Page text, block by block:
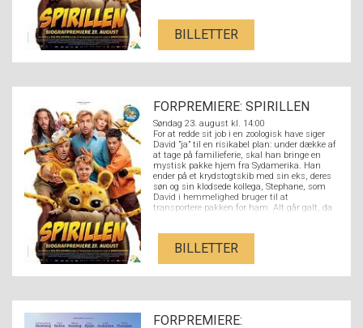
og deres tur forvandles til et fuldstændigt
BILLETTER
FORPREMIERE: SPIRILLEN
Søndag 23. august kl. 14:00
For at redde sit job i en zoologisk have siger
David ”ja” til en risikabel plan: under dække af
at tage på familieferie, skal han bringe en
mystisk pakke hjem fra Sydamerika. Han
ender på et krydstogtskib med sin eks, deres
søn og sin klodsede kollega, Stephane, som
David i hemmelighed bruger til at
transportere pakken for ham. Alt går galt, da
og deres tur forvandles til et fuldstændigt
BILLETTER
FORPREMIERE: